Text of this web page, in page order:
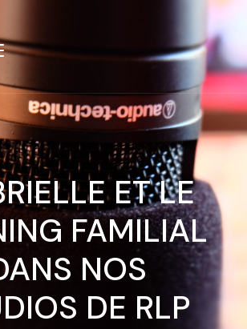
ET LE
FAMILIAL
NOS
DE RLP